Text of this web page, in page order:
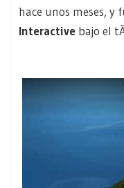
hace unos meses, y
Interactive bajo el